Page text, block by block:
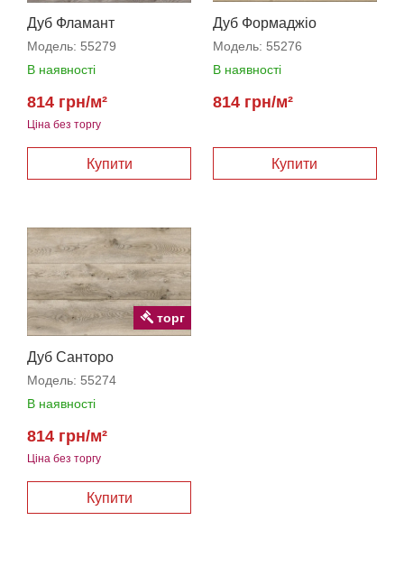
Дуб Фламант
Модель: 55279
В наявності
Ціна без торгу
814 грн/м²
Купити
Дуб Формаджіо
Модель: 55276
В наявності
814 грн/м²
Купити
Дуб Санторо
Модель: 55274
В наявності
Ціна без торгу
814 грн/м²
торг
Купити